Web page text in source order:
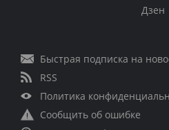
Дзен
Быстрая подписка на
RSS
Политика
Сообщить об ошибке